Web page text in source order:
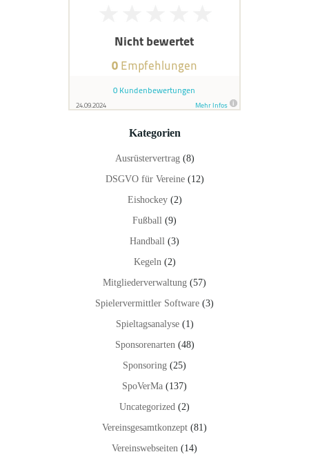
Kategorien
Ausrüstervertrag(8)
DSGVO für Vereine(12)
Eishockey(2)
Fußball (9)
Handball (3)
Kegeln(2)
Mitgliederverwaltung (57)
Spielervermittler Software (3)
Spieltagsanalyse(1)
Sponsorenarten(48)
Sponsoring (25)
SpoVerMa (137)
Uncategorized (2)
Vereinsgesamtkonzept (81)
Vereinswebseiten (14)